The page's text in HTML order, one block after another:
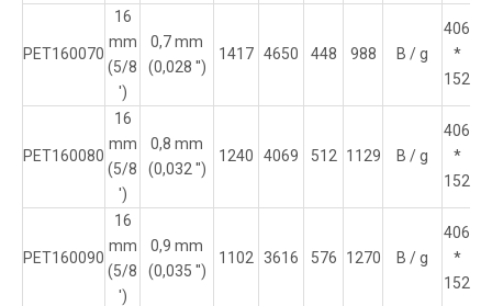
PET160070
16
mm
(5/8
')
0,7 mm
(0,028 '')
1417 4650 448 988 B / g
406
*
152
PET160080
16
mm
(5/8
')
0,8 mm
(0,032 '')
1240 4069 512 1129 B / g
406
*
152
PET160090
16
mm
(5/8
')
0,9 mm
(0,035 '')
1102 3616 576 1270 B / g
406
*
152